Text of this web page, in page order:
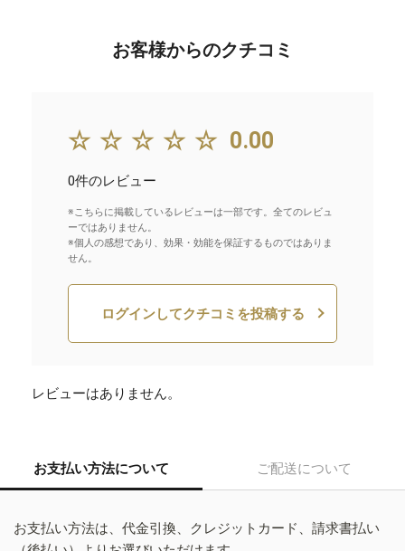
お客様からのクチコミ
☆☆☆☆☆ 0.00
0件のレビュー
※こちらに掲載しているレビューは一部です。全てのレビュ
ーではありません。
※個人の感想であり、効果・効能を保証するものではありま
せん。
ログインしてクチコミを投稿する
レビューはありません。
お支払い方法について ご配送について
お支払い方法は、代金引換、クレジットカード、請求書払い